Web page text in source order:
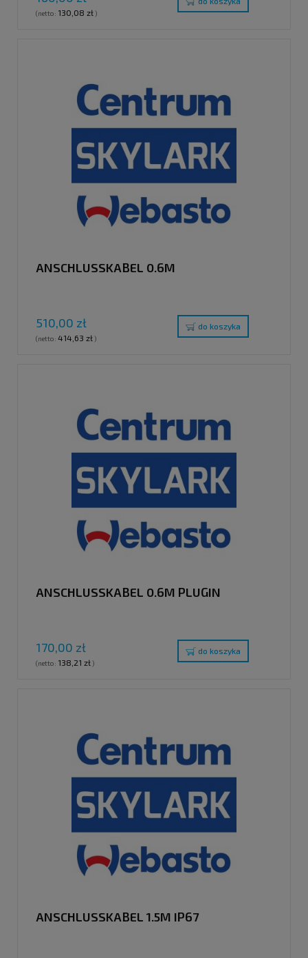
(netto: 130,08 zł)
ANSCHLUSSKABEL 0.6M
510,00 zł
(netto: 414,63 zł)
do koszyka
ANSCHLUSSKABEL 0.6M PLUGIN
170,00 zł
(netto: 138,21 zł)
do koszyka
ANSCHLUSSKABEL 1.5M IP67